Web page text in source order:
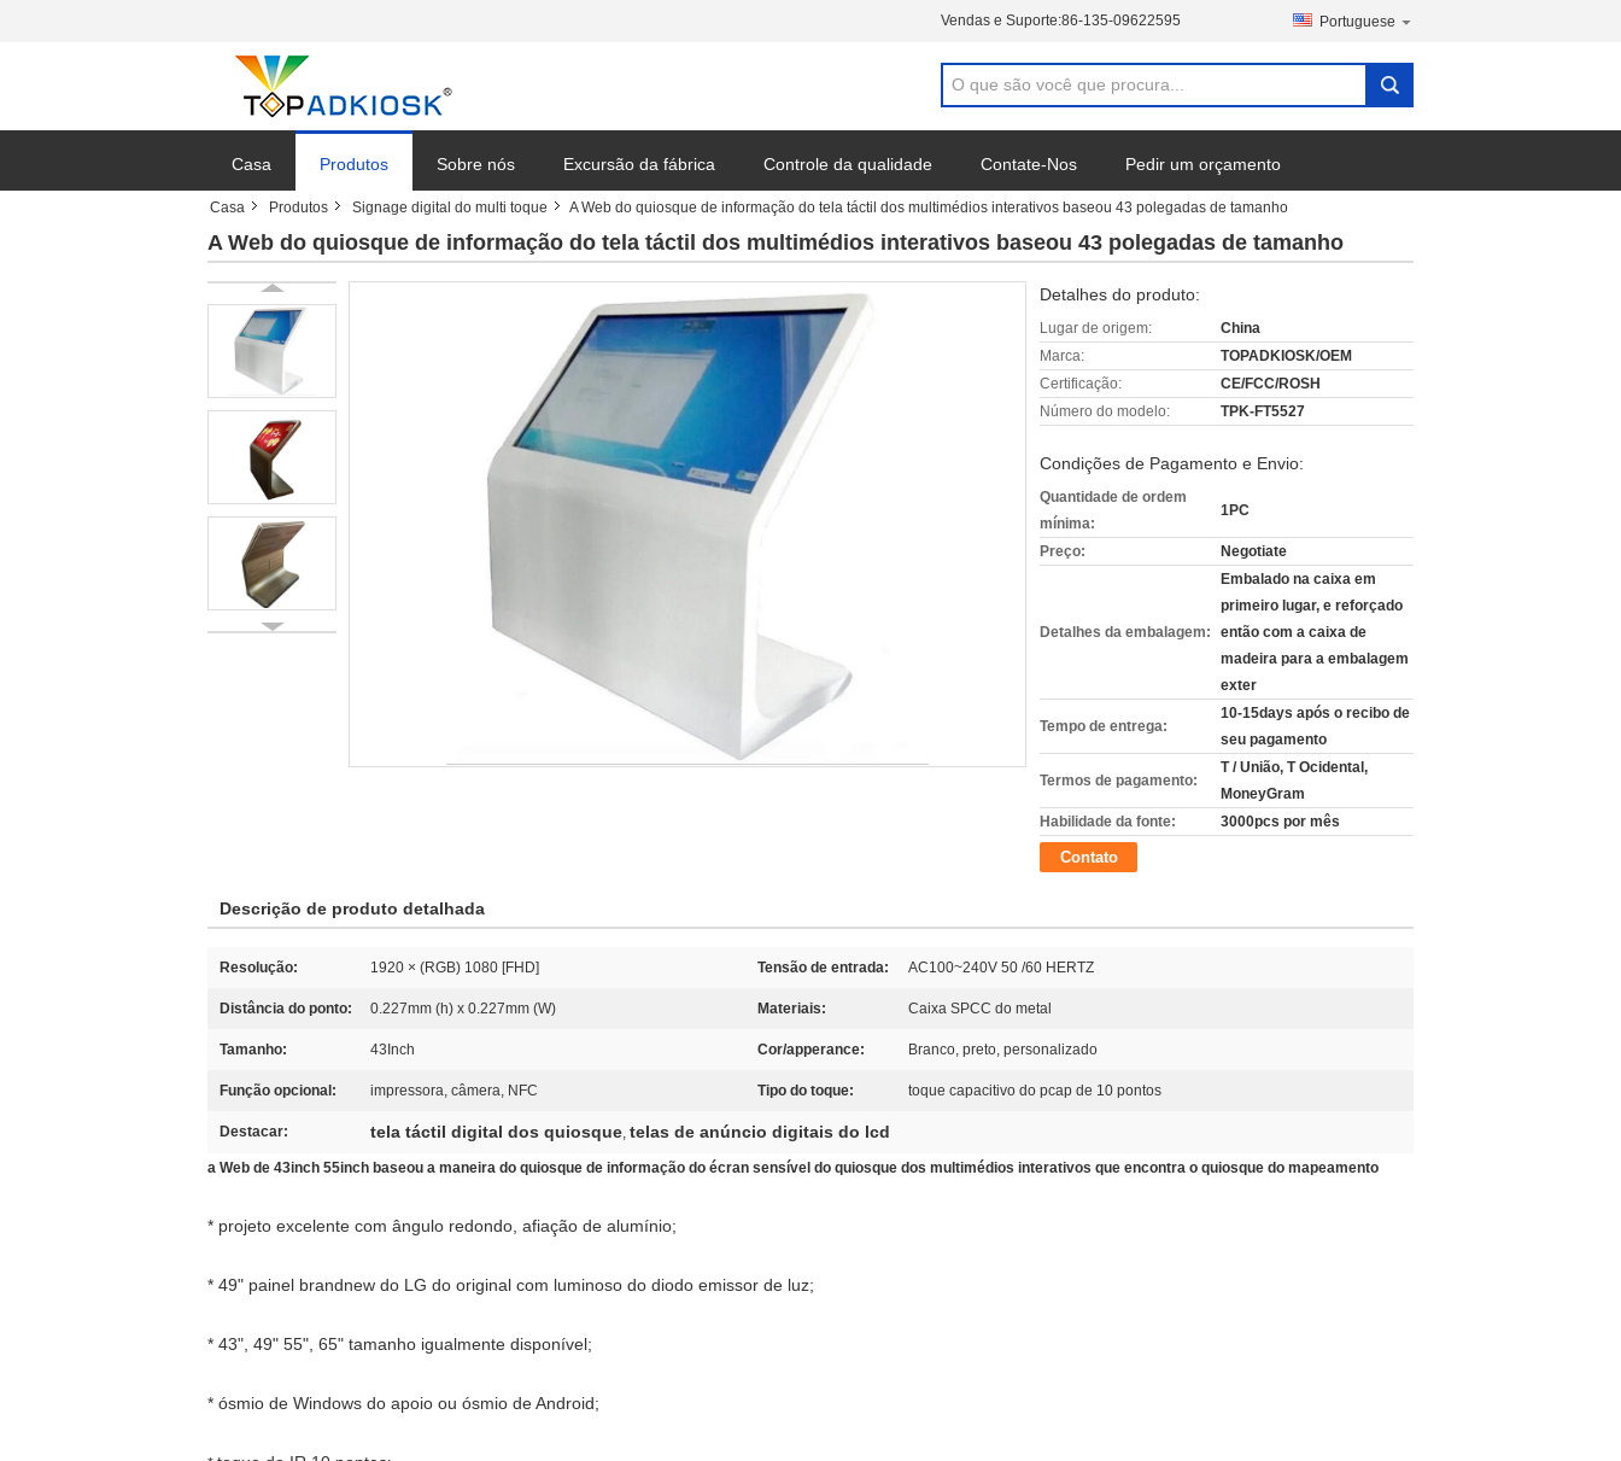
Vendas e Suporte:86-135-09622595 Portuguese
Casa Produtos Sobre nós Excursão da fábrica Controle da qualidade Contate-Nos Pedir um orçamento
Casa Produtos Signage digital do multi toque A Web do quiosque de informação do tela táctil dos multimédios interativos baseou 43 polegadas de tamanho
A Web do quiosque de informação do tela táctil dos multimédios interativos baseou 43 polegadas de tamanho
Detalhes do produto:
Lugar de origem:
China
Marca:
TOPADKIOSK/OEM
Certificação:
CE/FCC/ROSH
Número do modelo:
TPK-FT5527
Condições de Pagamento e Envio:
Quantidade de ordem
mínima:
1PC
Preço: Negotiate
Detalhes da embalagem:
Embalado na caixa em
primeiro lugar, e reforçado
então com a caixa de
madeira para a embalagem
exter
Tempo de entrega:
10-15days após o recibo de
seu pagamento
Termos de pagamento:
T / União, T Ocidental,
MoneyGram
Habilidade da fonte:
3000pcs por mês
Contato
Descrição de produto detalhada
Resolução: 1920 × (RGB) 1080 [FHD] Tensão de entrada: AC100~240V 50 /60 HERTZ
Distância do ponto: 0.227mm (h) x 0.227mm (W) Materiais: Caixa SPCC do metal
Tamanho: 43Inch Cor/apperance: Branco, preto, personalizado
Função opcional: impressora, câmera, NFC Tipo do toque: toque capacitivo do pcap de 10 pontos
Destacar: tela táctil digital dos quiosque, telas de anúncio digitais do lcd
a Web de 43inch 55inch baseou a maneira do quiosque de informação do écran sensível do quiosque dos multimédios interativos que encontra o quiosque do mapeamento
* projeto excelente com ângulo redondo, afiação de alumínio;
* 49" painel brandnew do LG do original com luminoso do diodo emissor de luz;
* 43", 49" 55", 65" tamanho igualmente disponível;
* ósmio de Windows do apoio ou ósmio de Android;